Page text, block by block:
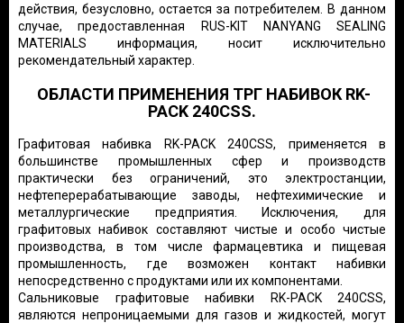
действия, безусловно, остается за потребителем. В данном
случае, предоставленная RUS-KIT NANYANG SEALING
MATERIALS информация, носит исключительно
рекомендательный характер.
ОБЛАСТИ ПРИМЕНЕНИЯ ТРГ НАБИВОК RK-
PACK 240CSS.
Графитовая набивка RK-PACK 240CSS, применяется в
большинстве промышленных сфер и производств
практически без ограничений, это электростанции,
нефтеперерабатывающие заводы, нефтехимические и
металлургические предприятия. Исключения, для
графитовых набивок составляют чистые и особо чистые
производства, в том числе фармацевтика и пищевая
промышленность, где возможен контакт набивки
непосредственно с продуктами или их компонентами.
Сальниковые графитовые набивки RK-PACK 240CSS,
являются непроницаемыми для газов и жидкостей, могут